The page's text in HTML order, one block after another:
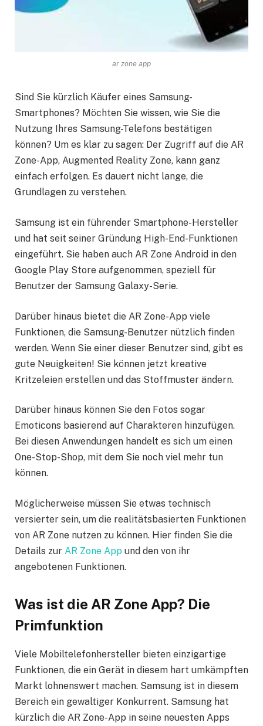
ar zone app
Sind Sie kürzlich Käufer eines Samsung-
Smartphones? Möchten Sie wissen, wie Sie die
Nutzung Ihres Samsung-Telefons bestätigen
können? Um es klar zu sagen: Der Zugriff auf die AR
Zone-App, Augmented Reality Zone, kann ganz
einfach erfolgen. Es dauert nicht lange, die
Grundlagen zu verstehen.
Samsung ist ein führender Smartphone-Hersteller
und hat seit seiner Gründung High-End-Funktionen
eingeführt. Sie haben auch AR Zone Android in den
Google Play Store aufgenommen, speziell für
Benutzer der Samsung Galaxy-Serie.
Darüber hinaus bietet die AR Zone-App viele
Funktionen, die Samsung-Benutzer nützlich finden
werden. Wenn Sie einer dieser Benutzer sind, gibt es
gute Neuigkeiten! Sie können jetzt kreative
Kritzeleien erstellen und das Stoffmuster ändern.
Darüber hinaus können Sie den Fotos sogar
Emoticons basierend auf Charakteren hinzufügen.
Bei diesen Anwendungen handelt es sich um einen
One-Stop-Shop, mit dem Sie noch viel mehr tun
können.
Möglicherweise müssen Sie etwas technisch
versierter sein, um die realitätsbasierten Funktionen
von AR Zone nutzen zu können. Hier finden Sie die
Details zur AR Zone App und den von ihr
angebotenen Funktionen.
Was ist die AR Zone App? Die
Primfunktion
Viele Mobiltelefonhersteller bieten einzigartige
Funktionen, die ein Gerät in diesem hart umkämpften
Markt lohnenswert machen. Samsung ist in diesem
Bereich ein gewaltiger Konkurrent. Samsung hat
kürzlich die AR Zone-App in seine neuesten Apps